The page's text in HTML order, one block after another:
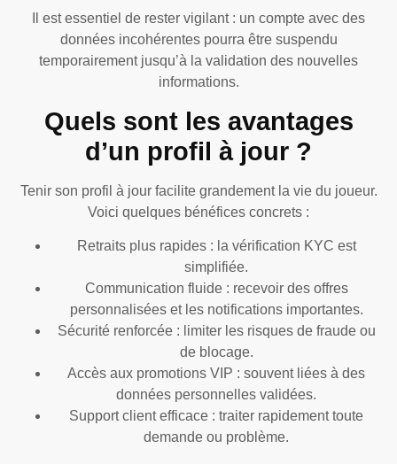
Il est essentiel de rester vigilant : un compte avec des
données incohérentes pourra être suspendu
temporairement jusqu’à la validation des nouvelles
informations.
Quels sont les avantages
d’un profil à jour ?
Tenir son profil à jour facilite grandement la vie du joueur.
Voici quelques bénéfices concrets :
Retraits plus rapides : la vérification KYC est
simplifiée.
Communication fluide : recevoir des offres
personnalisées et les notifications importantes.
Sécurité renforcée : limiter les risques de fraude ou
de blocage.
Accès aux promotions VIP : souvent liées à des
données personnelles validées.
Support client efficace : traiter rapidement toute
demande ou problème.